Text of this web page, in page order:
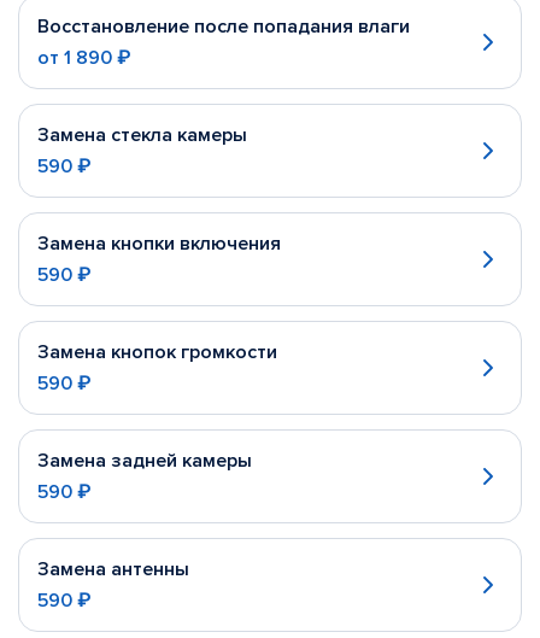
Восстановление после попадания влаги
от 1 890 ₽
Замена стекла камеры
590 ₽
Замена кнопки включения
590 ₽
Замена кнопок громкости
590 ₽
Замена задней камеры
590 ₽
Замена антенны
590 ₽